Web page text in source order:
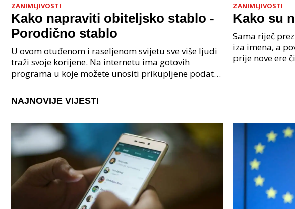
ZANIMLJIVOSTI
Kako napraviti obiteljsko stablo -
Porodično stablo
U ovom otuđenom i raseljenom svijetu sve više ljudi
traži svoje korijene. Na internetu ima gotovih
programa u koje možete unositi prikupljene podatke
ZANIMLJIVOSTI
Kako su
Sama riječ
iza imena, a
prije nove ere
NAJNOVIJE VIJESTI